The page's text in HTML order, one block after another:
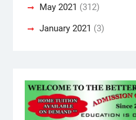
May 2021 (312)
January 2021 (3)